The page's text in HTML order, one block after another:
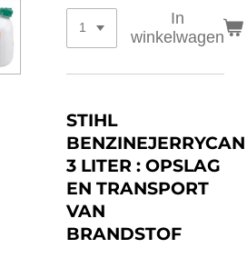
In
winkelwagen
STIHL
BENZINEJERRYCAN
3 LITER : OPSLAG
EN TRANSPORT
VAN
BRANDSTOF